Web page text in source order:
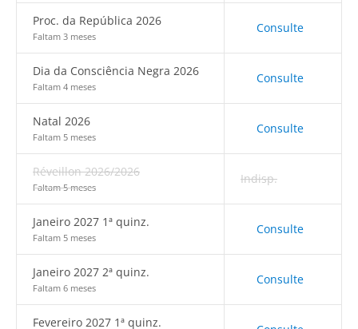
Proc. da República 2026
Faltam 3 meses
Consulte
Dia da Consciência Negra 2026
Faltam 4 meses
Consulte
Natal 2026
Faltam 5 meses
Consulte
Réveillon 2026/2026
Faltam 5 meses
Indisp.
Janeiro 2027 1ª quinz.
Faltam 5 meses
Consulte
Janeiro 2027 2ª quinz.
Faltam 6 meses
Consulte
Fevereiro 2027 1ª quinz.